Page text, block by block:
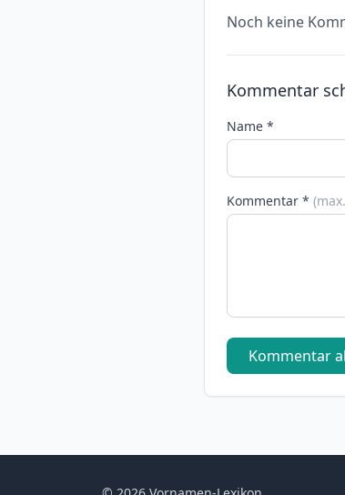
Noch keine
Kommentar
Name *
Kommentar *
Kommentar